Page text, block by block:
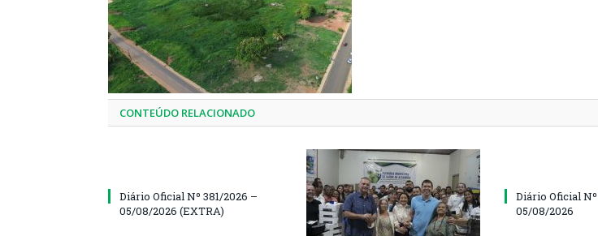
CONTEÚDO RELACIONADO
Diário Oficial Nº 381/2026 –
05/08/2026 (EXTRA)
Diário Oficial
05/08/2026